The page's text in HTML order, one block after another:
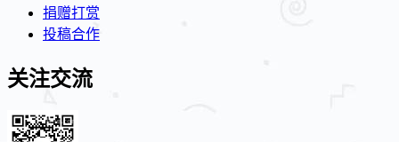
捐赠打赏
投稿合作
关注交流